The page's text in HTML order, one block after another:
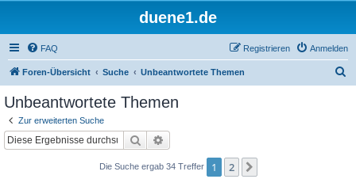
duene1.de
FAQ Anmelden
Registrieren
Foren-Übersicht Suche Unbeantwortete Themen
Unbeantwortete Themen
Zur erweiterten Suche
Suche
Die Suche ergab 34 Treffer 1 2